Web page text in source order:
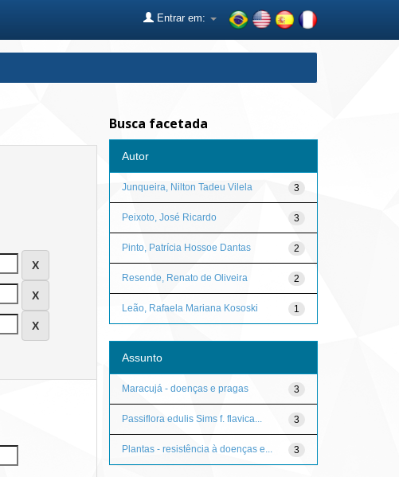
Entrar em:
Busca facetada
Autor
3
Junqueira, Nilton Tadeu Vilela
3
Peixoto, José Ricardo
2
Pinto, Patrícia Hossoe Dantas
2
Resende, Renato de Oliveira
1
Leão, Rafaela Mariana Kososki
Assunto
3
Maracujá - doenças e pragas
3
Passiflora edulis Sims f. flavica...
3
Plantas - resistência à doenças e...